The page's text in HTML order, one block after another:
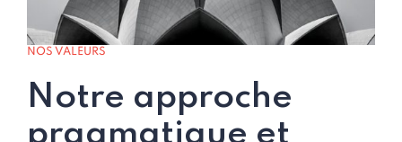
NOS VALEURS
Notre approche
pragmatique et